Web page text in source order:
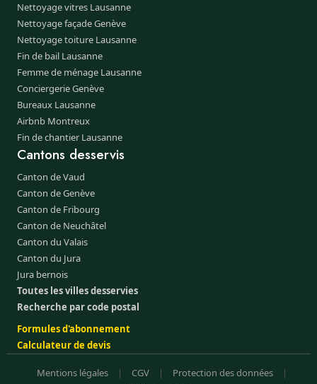
Nettoyage vitres Lausanne
Nettoyage façade Genève
Nettoyage toiture Lausanne
Fin de bail Lausanne
Femme de ménage Lausanne
Conciergerie Genève
Bureaux Lausanne
Airbnb Montreux
Fin de chantier Lausanne
Cantons desservis
Canton de Vaud
Canton de Genève
Canton de Fribourg
Canton de Neuchâtel
Canton du Valais
Canton du Jura
Jura bernois
Toutes les villes desservies
Recherche par code postal
Formules d'abonnement
Calculateur de devis
Mentions légales | CGV | Protection des données
|